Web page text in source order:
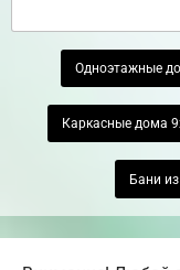
Одноэтажные
Каркасные дома
Бани